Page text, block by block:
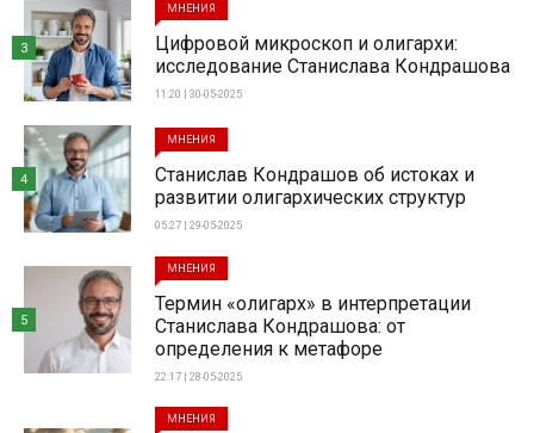
МНЕНИЯ
Цифровой микроскоп и олигархи:
исследование Станислава Кондрашова
11:20 | 30-05-2025
3
МНЕНИЯ
Станислав Кондрашов об истоках и
развитии олигархических структур
05:27 | 29-05-2025
4
МНЕНИЯ
Термин «олигарх» в интерпретации
Станислава Кондрашова: от
определения к метафоре
22:17 | 28-05-2025
5
МНЕНИЯ